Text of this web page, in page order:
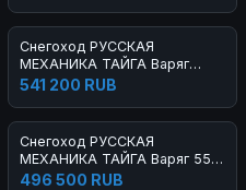
Снегоход РУССКАЯ
МЕХАНИКА ТАЙГА Варяг
550V Б/У
541 200 RUB
Снегоход РУССКАЯ
МЕХАНИКА ТАЙГА Варяг 550
V SE Б/У
496 500 RUB